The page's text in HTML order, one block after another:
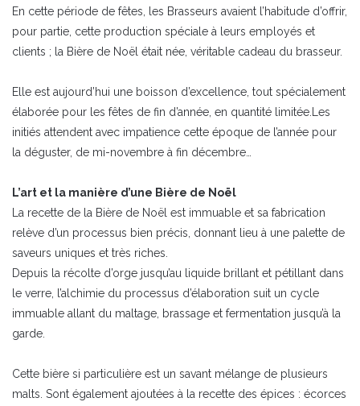
En cette période de fêtes, les Brasseurs avaient l’habitude d’offrir,
pour partie, cette production spéciale à leurs employés et
clients ; la Bière de Noël était née, véritable cadeau du brasseur.
Elle est aujourd’hui une boisson d’excellence, tout spécialement
élaborée pour les fêtes de fin d’année, en quantité limitée.Les
initiés attendent avec impatience cette époque de l’année pour
la déguster, de mi-novembre à fin décembre…
L’art et la manière d’une Bière de Noël
La recette de la Bière de Noël est immuable et sa fabrication
relève d’un processus bien précis, donnant lieu à une palette de
saveurs uniques et très riches.
Depuis la récolte d’orge jusqu’au liquide brillant et pétillant dans
le verre, l’alchimie du processus d’élaboration suit un cycle
immuable allant du maltage, brassage et fermentation jusqu’à la
garde.
Cette bière si particulière est un savant mélange de plusieurs
malts. Sont également ajoutées à la recette des épices : écorces